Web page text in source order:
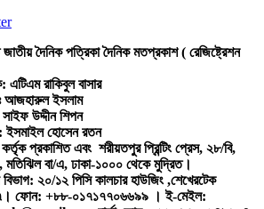
দৈনিক পত্রিকা দৈনিক মতপ্রকাশ ( রেজিষ্ট্রেশন
রাকিবুল বাসার
আজহারুল ইসলাম
সাইফ উদ্দীন শিপন
ইসমাইল হোসেন রতন
প্রকাশিত এবং শরীয়তপুর প্রিন্টিং প্রেস, ২৮/বি,
মতিঝিল বা/এ, ঢাকা-১০০০ থেকে মুদ্রিত।
২০/১২ পিসি কালচার হাউজিং ,শেখেরটেক
ফোন: +৮৮-০১৭১৭৭০৬৬৯৯ । ই-মেইল: